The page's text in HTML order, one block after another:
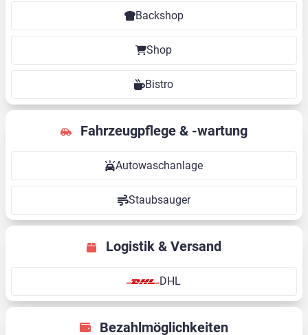
Backshop
Shop
Bistro
Fahrzeugpflege & -wartung
Autowaschanlage
Staubsauger
Logistik & Versand
DHL
Bezahlmöglichkeiten